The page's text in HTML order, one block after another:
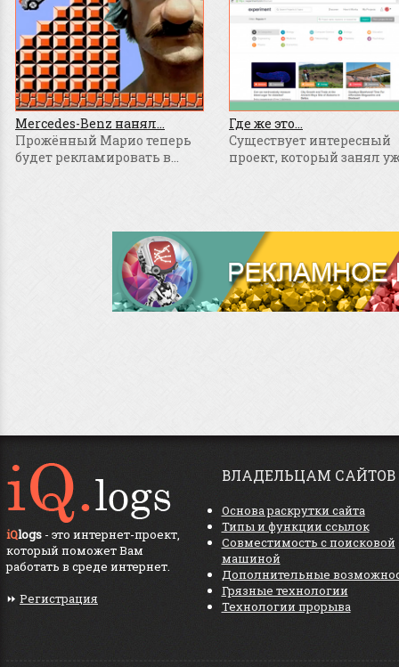
Mercedes-Benz нанял...
Прожённый Марио теперь
будет рекламировать в...
Где же это...
Существует интересный
проект, который занял
iQlogs - это интернет-проект,
который поможет Вам
работать в среде интернет.
⏩ Регистрация
ВЛАДЕЛЬЦАМ САЙТОВ
Основа раскрутки сайта
Типы и функции ссылок
Совместимость с поисковой
машиной
Дополнительные
Грязные технологии
Технологии прорыва